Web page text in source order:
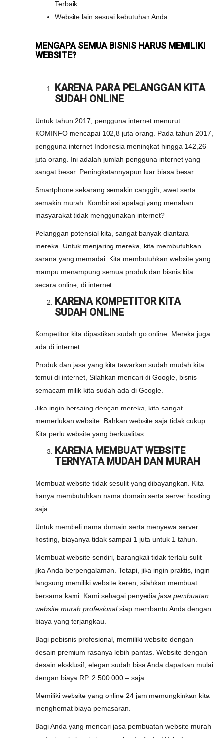
Terbaik
Website lain sesuai kebutuhan Anda.
MENGAPA SEMUA BISNIS HARUS MEMILIKI
WEBSITE?
KARENA PARA PELANGGAN KITA
SUDAH ONLINE
Untuk tahun 2017, pengguna internet menurut
KOMINFO mencapai 102,8 juta orang. Pada tahun 2017,
pengguna internet Indonesia meningkat hingga 142,26
juta orang. Ini adalah jumlah pengguna internet yang
sangat besar. Peningkatannyapun luar biasa besar.
Smartphone sekarang semakin canggih, awet serta
semakin murah. Kombinasi apalagi yang menahan
masyarakat tidak menggunakan internet?
Pelanggan potensial kita, sangat banyak diantara
mereka. Untuk menjaring mereka, kita membutuhkan
sarana yang memadai. Kita membutuhkan website yang
mampu menampung semua produk dan bisnis kita
secara online, di internet.
KARENA KOMPETITOR KITA
SUDAH ONLINE
Kompetitor kita dipastikan sudah go online. Mereka juga
ada di internet.
Produk dan jasa yang kita tawarkan sudah mudah kita
temui di internet, Silahkan mencari di Google, bisnis
semacam milik kita sudah ada di Google.
Jika ingin bersaing dengan mereka, kita sangat
memerlukan website. Bahkan website saja tidak cukup.
Kita perlu website yang berkualitas.
KARENA MEMBUAT WEBSITE
TERNYATA MUDAH DAN MURAH
Membuat website tidak sesulit yang dibayangkan. Kita
hanya membutuhkan nama domain serta server hosting
saja.
Untuk membeli nama domain serta menyewa server
hosting, biayanya tidak sampai 1 juta untuk 1 tahun.
Membuat website sendiri, barangkali tidak terlalu sulit
jika Anda berpengalaman. Tetapi, jika ingin praktis, ingin
langsung memiliki website keren, silahkan membuat
bersama kami. Kami sebagai penyedia jasa pembuatan
website murah profesionalsiap membantu Anda dengan
biaya yang terjangkau.
Bagi pebisnis profesional, memiliki website dengan
desain premium rasanya lebih pantas. Website dengan
desain eksklusif, elegan sudah bisa Anda dapatkan mulai
dengan biaya RP. 2.500.000 – saja.
Memiliki website yang online 24 jam memungkinkan kita
menghemat biaya pemasaran.
Bagi Anda yang mencari jasa pembuatan website murah